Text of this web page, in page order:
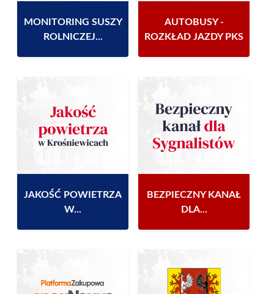
MONITORING SUSZY
ROLNICZEJ...
AUTOBUSY -
ROZKŁAD JAZDY PKS
JAKOŚĆ POWIETRZA
W...
BEZPIECZNY KANAŁ
DLA...